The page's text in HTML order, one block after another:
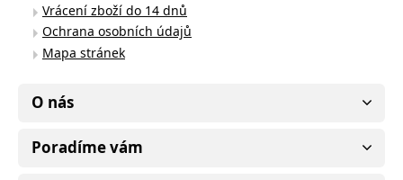
Vrácení zboží do 14 dnů
Ochrana osobních údajů
Mapa stránek
O nás
Poradíme vám